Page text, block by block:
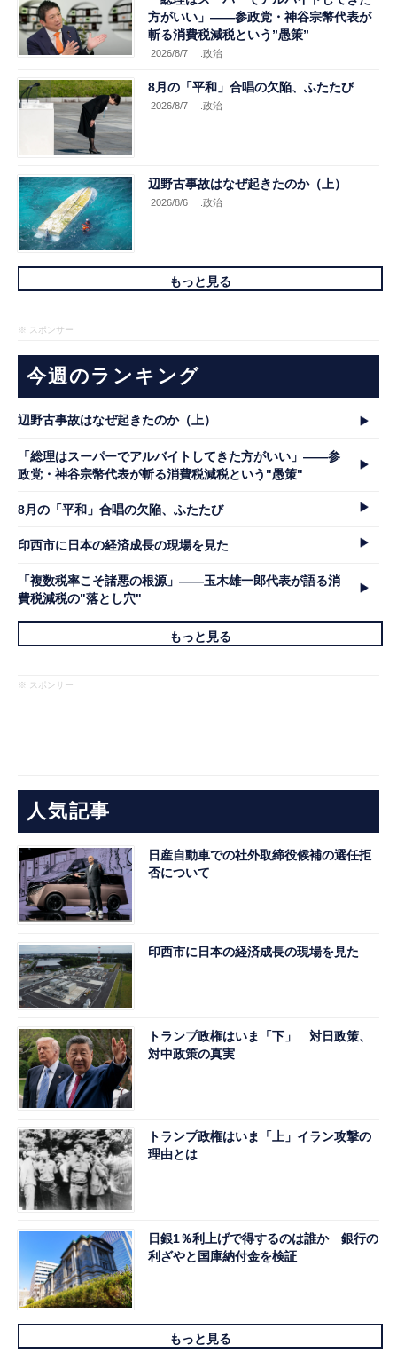
方がいい」――参政党・神谷宗幣代表が
斬る消費税減税という”愚策”
2026/8/7 .政治
8月の「平和」合唱の欠陥、ふたたび
2026/8/7 .政治
辺野古事故はなぜ起きたのか（上）
2026/8/6 .政治
もっと見る
※ スポンサー
今週のランキング
辺野古事故はなぜ起きたのか（上）
「総理はスーパーでアルバイトしてきた方がいい」――参
政党・神谷宗幣代表が斬る消費税減税という"愚策"
8月の「平和」合唱の欠陥、ふたたび
印西市に日本の経済成長の現場を見た
「複数税率こそ諸悪の根源」――玉木雄一郎代表が語る消
費税減税の"落とし穴"
もっと見る
※ スポンサー
人気記事
日産自動車での社外取締役候補の選任拒
否について
印西市に日本の経済成長の現場を見た
トランプ政権はいま「下」 対日政策、
対中政策の真実
トランプ政権はいま「上」イラン攻撃の
理由とは
日銀1％利上げで得するのは誰か 銀行の
利ざやと国庫納付金を検証
もっと見る